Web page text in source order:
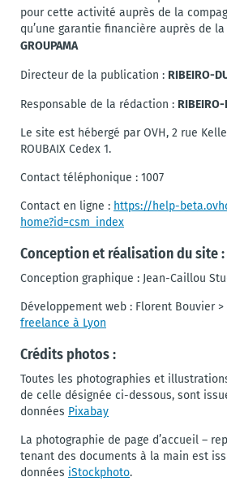
pour cette activité auprès de la
qu’une garantie financière auprès de
GROUPAMA
Directeur de la publication : RIBEIRO-
Responsable de la rédaction :
Le site est hébergé par OVH, 2 rue
ROUBAIX Cedex 1.
Contact téléphonique : 1007
Contact en ligne : https://help-
home?id=csm_index
Conception et réalisation du site :
Conception graphique : Jean-Caillou
Développement web : Florent Bouvier >
freelance à Lyon
Crédits photos :
Toutes les photographies et
de celle désignée ci-dessous, sont
données Pixabay
La photographie de page d’accueil –
tenant des documents à la main est
données iStockphoto.